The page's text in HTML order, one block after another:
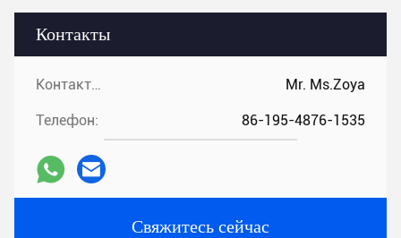
Контакты
Контакты: Mr. Ms.Zoya
Телефон: 86-195-4876-1535
Свяжитесь сейчас